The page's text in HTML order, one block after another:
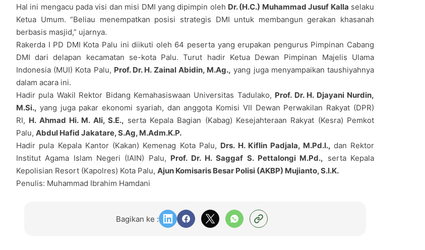
Hal ini mengacu pada visi dan misi DMI yang dipimpin oleh Dr. (H.C.) Muhammad Jusuf Kalla selaku
Ketua Umum. “Beliau menempatkan posisi strategis DMI untuk membangun gerakan khasanah
berbasis masjid,” ujarnya.
Rakerda I PD DMI Kota Palu ini diikuti oleh 64 peserta yang erupakan pengurus Pimpinan Cabang
DMI dari delapan kecamatan se-kota Palu. Turut hadir Ketua Dewan Pimpinan Majelis Ulama
Indonesia (MUI) Kota Palu, Prof. Dr. H. Zainal Abidin, M.Ag., yang juga menyampaikan taushiyahnya
dalam acara ini.
Hadir pula Wakil Rektor Bidang Kemahasiswaan Universitas Tadulako, Prof. Dr. H. Djayani Nurdin,
M.Si., yang juga pakar ekonomi syariah, dan anggota Komisi VII Dewan Perwakilan Rakyat (DPR)
RI, H. Ahmad Hi. M. Ali, S.E., serta Kepala Bagian (Kabag) Kesejahteraan Rakyat (Kesra) Pemkot
Palu, Abdul Hafid Jakatare, S.Ag, M.Adm.K.P.
Hadir pula Kepala Kantor (Kakan) Kemenag Kota Palu, Drs. H. Kiflin Padjala, M.Pd.I., dan Rektor
Institut Agama Islam Negeri (IAIN) Palu, Prof. Dr. H. Saggaf S. Pettalongi M.Pd., serta Kepala
Kepolisian Resort (Kapolres) Kota Palu, Ajun Komisaris Besar Polisi (AKBP) Mujianto, S.I.K.
Penulis: Muhammad Ibrahim Hamdani
Bagikan ke :